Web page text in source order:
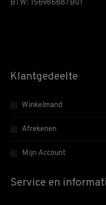
BTW: 156986887B01
Klantgedeelte
Winkelmand
Afrekenen
Mijn Account
Service en